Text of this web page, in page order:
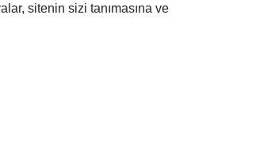
sitenin sizi tanımasına ve